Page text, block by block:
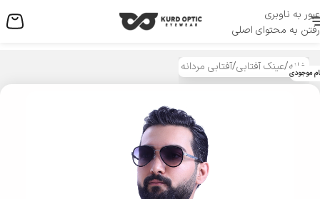
عبور به ناوبری
رفتن به محتوای اصلی
منو
خانه/عینک آفتابی/آفتابی مردانه موجودی